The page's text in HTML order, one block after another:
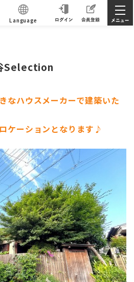
Language
Selection
なハウスメーカーで建築いた
ケーションとなります♪